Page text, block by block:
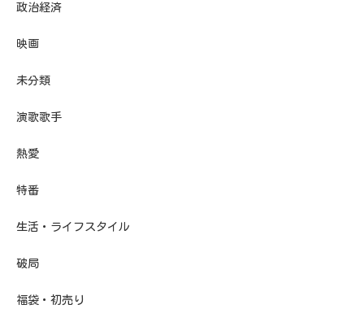
政治経済
映画
未分類
演歌歌手
熱愛
特番
生活・ライフスタイル
破局
福袋・初売り